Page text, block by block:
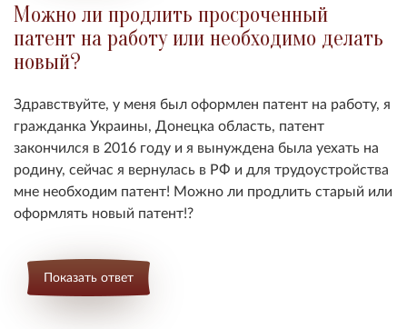
Можно ли продлить просроченный
патент на работу или необходимо делать
новый?
Здравствуйте, у меня был оформлен патент на работу, я
гражданка Украины, Донецка область, патент
закончился в 2016 году и я вынуждена была уехать на
родину, сейчас я вернулась в РФ и для трудоустройства
мне необходим патент! Можно ли продлить старый или
оформлять новый патент!?
Показать ответ